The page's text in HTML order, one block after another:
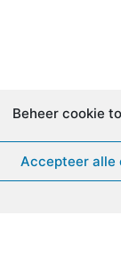
Beheer cookie
Accepteer alle